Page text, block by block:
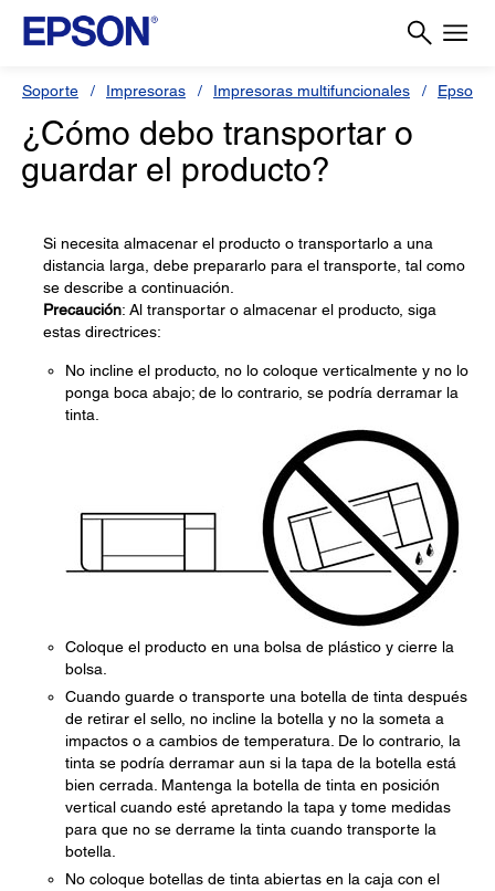
Soporte Impresoras Impresoras multifuncionales Epson L
¿Cómo debo transportar o
guardar el producto?
Si necesita almacenar el producto o transportarlo a una
distancia larga, debe prepararlo para el transporte, tal como
se describe a continuación.
Precaución: Al transportar o almacenar el producto, siga
estas directrices:
No incline el producto, no lo coloque verticalmente y no lo
ponga boca abajo; de lo contrario, se podría derramar la
tinta.
Coloque el producto en una bolsa de plástico y cierre la
bolsa.
Cuando guarde o transporte una botella de tinta después
de retirar el sello, no incline la botella y no la someta a
impactos o a cambios de temperatura. De lo contrario, la
tinta se podría derramar aun si la tapa de la botella está
bien cerrada. Mantenga la botella de tinta en posición
vertical cuando esté apretando la tapa y tome medidas
para que no se derrame la tinta cuando transporte la
botella.
No coloque botellas de tinta abiertas en la caja con el